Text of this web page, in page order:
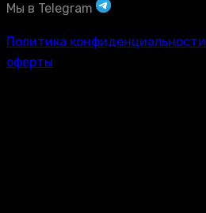
Мы в Telegram
Политика конфиденциальности
оферты